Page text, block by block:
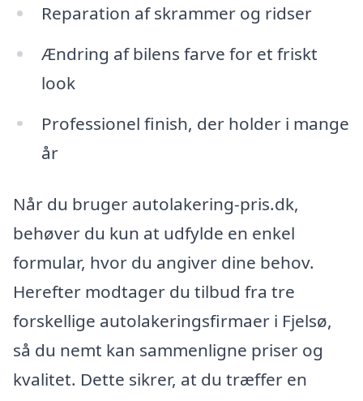
Reparation af skrammer og ridser
Ændring af bilens farve for et friskt
look
Professionel finish, der holder i mange
år
Når du bruger autolakering-pris.dk,
behøver du kun at udfylde en enkel
formular, hvor du angiver dine behov.
Herefter modtager du tilbud fra tre
forskellige autolakeringsfirmaer i Fjelsø,
så du nemt kan sammenligne priser og
kvalitet. Dette sikrer, at du træffer en